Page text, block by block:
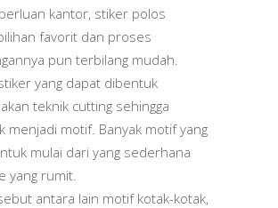
kantor, stiker polos
favorit dan proses
pun terbilang mudah.
yang dapat dibentuk
teknik cutting sehingga
menjadi motif. Banyak motif yang
mulai dari yang sederhana
yang rumit.
antara lain motif kotak-kotak,